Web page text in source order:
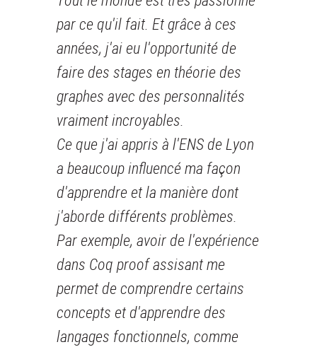
par ce qu'il fait. Et grâce à ces
années, j'ai eu l'opportunité de
faire des stages en théorie des
graphes avec des personnalités
vraiment incroyables.
Ce que j'ai appris à l'ENS de Lyon
a beaucoup influencé ma façon
d'apprendre et la manière dont
j'aborde différents problèmes.
Par exemple, avoir de l'expérience
dans Coq proof assisant me
permet de comprendre certains
concepts et d'apprendre des
langages fonctionnels, comme